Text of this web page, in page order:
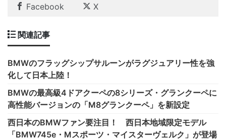
Facebook X
関連記事
BMWのフラッグシップサルーンがラグジュアリー性を強
化して日本上陸！
BMWの最高級4ドアクーペの8シリーズ・グランクーペに
高性能バージョンの「M8グランクーペ」を新設定
西日本のBMWファン要注目！ 西日本地域限定モデル
「BMW745e・Mスポーツ・マイスターヴェルク」が登場